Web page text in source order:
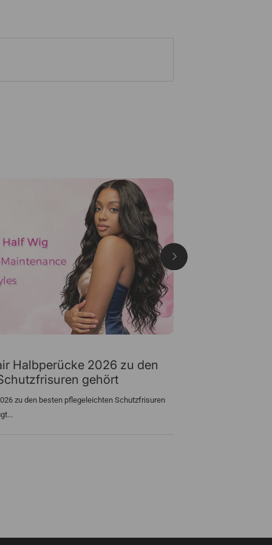
Halbperücke 2026 zu den
gehört
zu den besten pflegeleichten Schutzfrisuren